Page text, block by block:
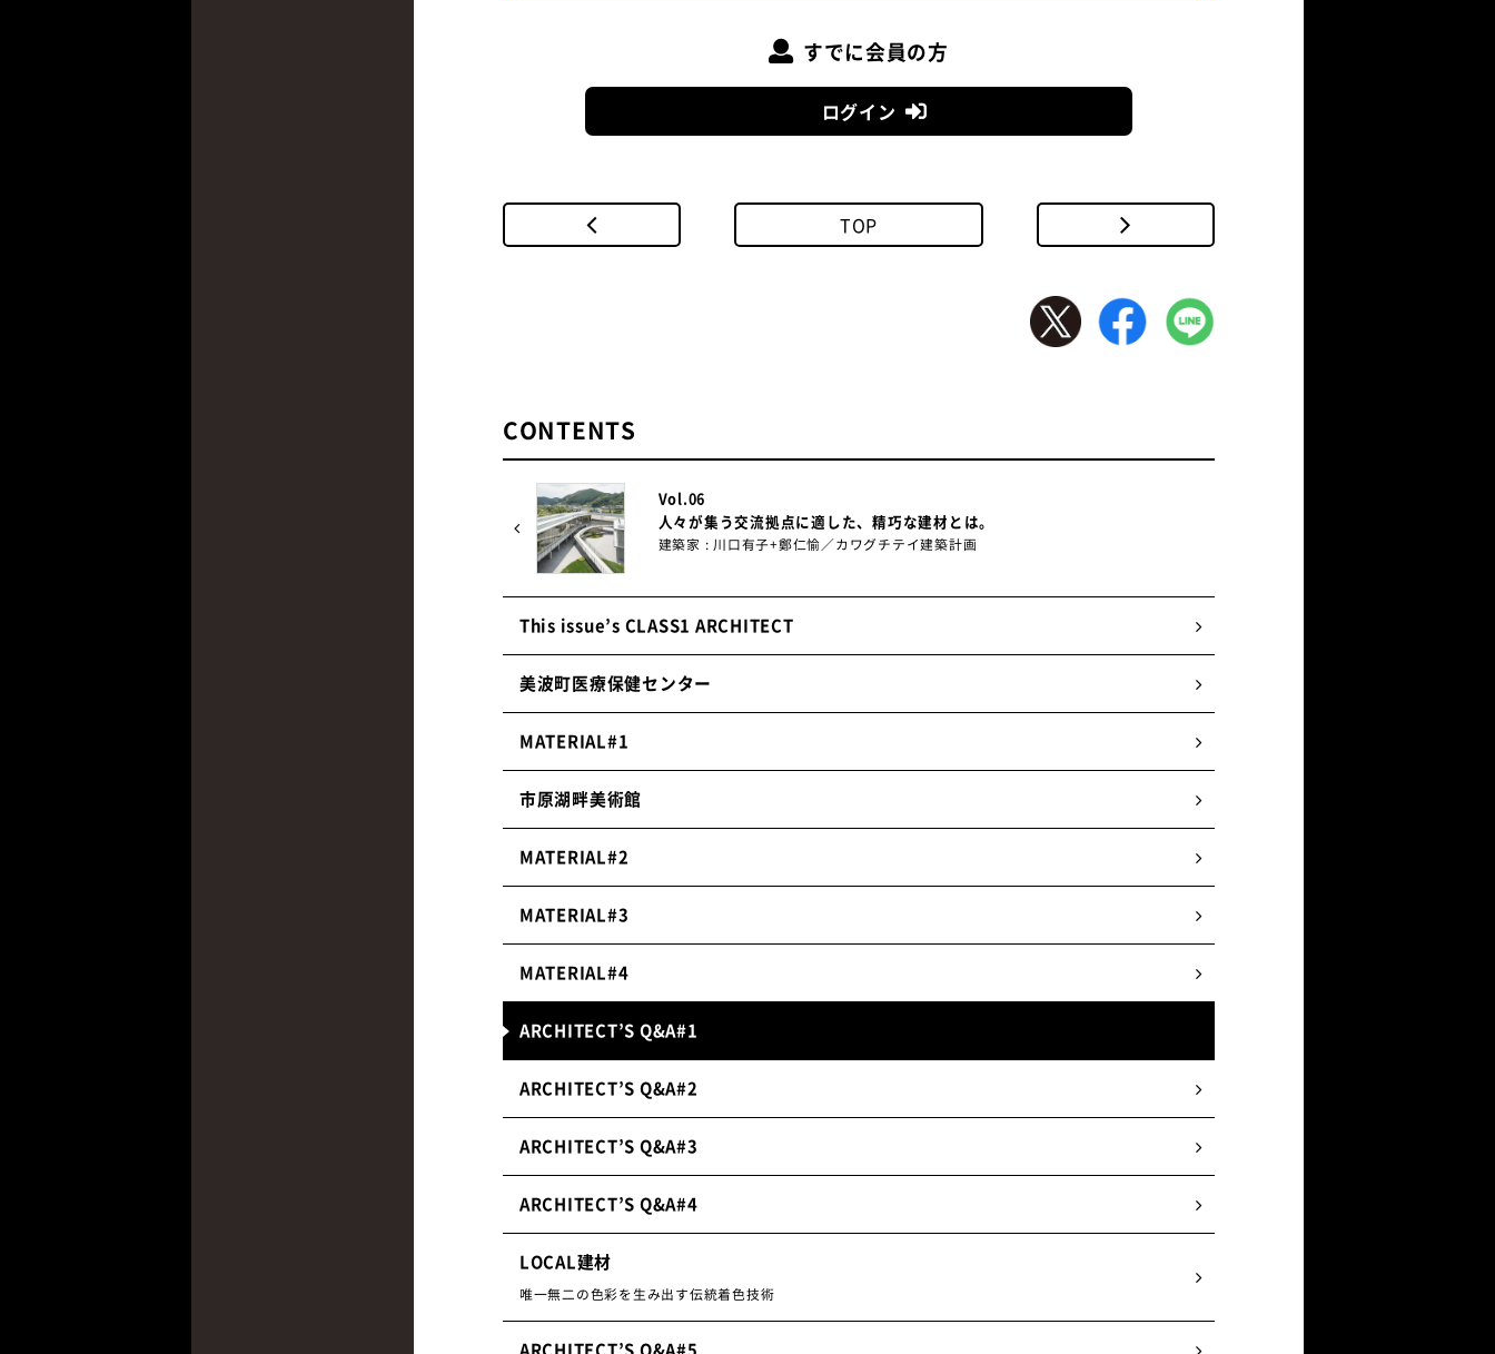
すでに会員の方
ログイン
TOP
CONTENTS
Vol.06
人々が集う交流拠点に適した、精巧な建材とは。
建築家 : 川口有子+鄭仁愉／カワグチテイ建築計画
This issue’s CLASS1 ARCHITECT
美波町医療保健センター
MATERIAL#1
市原湖畔美術館
MATERIAL#2
MATERIAL#3
MATERIAL#4
ARCHITECT’S Q&A#1
ARCHITECT’S Q&A#2
ARCHITECT’S Q&A#3
ARCHITECT’S Q&A#4
LOCAL建材
唯一無二の色彩を生み出す伝統着色技術